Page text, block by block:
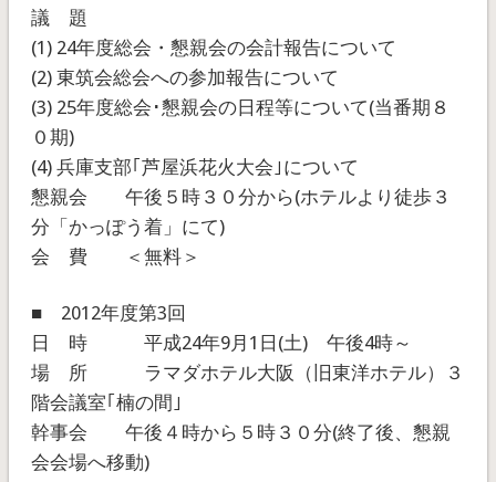
議 題
(1) 24年度総会・懇親会の会計報告について
(2) 東筑会総会への参加報告について
(3) 25年度総会･懇親会の日程等について(当番期８
０期)
(4) 兵庫支部｢芦屋浜花火大会｣について
懇親会 午後５時３０分から(ホテルより徒歩３
分「かっぽう着」にて)
会 費 ＜無料＞
■ 2012年度第3回
日 時 平成24年9月1日(土) 午後4時～
場 所 ラマダホテル大阪（旧東洋ホテル）３
階会議室｢楠の間｣
幹事会 午後４時から５時３０分(終了後、懇親
会会場へ移動)